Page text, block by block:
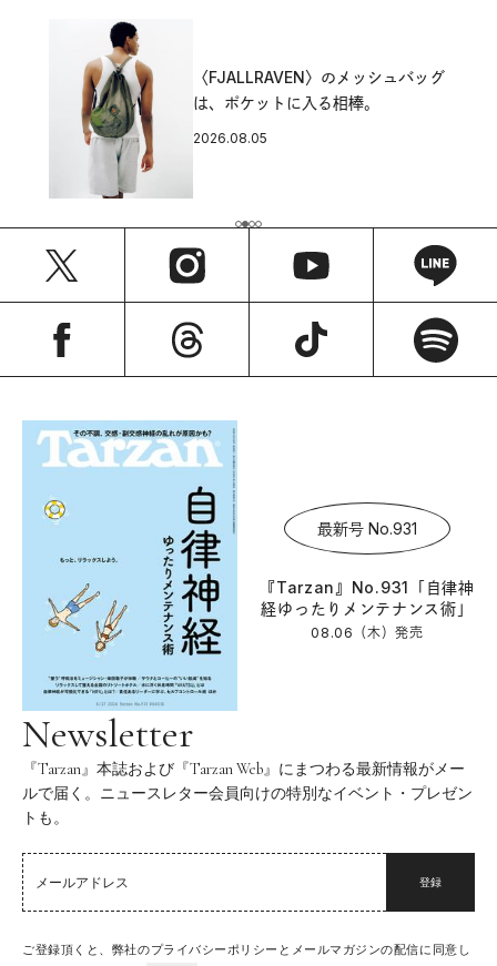
〈FJALLRAVEN〉のメッシュバッグ
は、ポケットに入る相棒。
2026.08.05
最新号 No.931
『Tarzan』No.931「自律神
経ゆったりメンテナンス術」
08.06（木）発売
Newsletter
『Tarzan』本誌および『Tarzan Web』にまつわる最新情報がメー
ルで届く。ニュースレター会員向けの特別なイベント・プレゼン
トも。
登録
ご登録頂くと、弊社のプライバシーポリシーとメールマガジンの配信に同意し